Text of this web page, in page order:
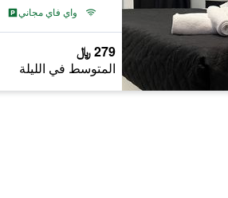
واي فاي مجاني
279 ﷼
المتوسط في الليلة